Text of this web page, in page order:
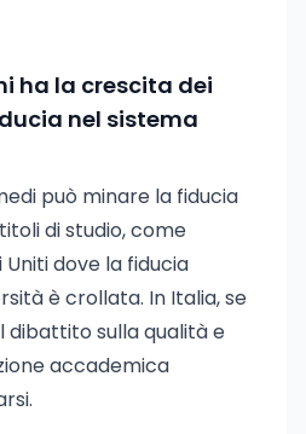
ha la crescita dei
nel sistema
può minare la fiducia
di studio, come
dove la fiducia
è crollata. In Italia, se
dibattito sulla qualità e
accademica